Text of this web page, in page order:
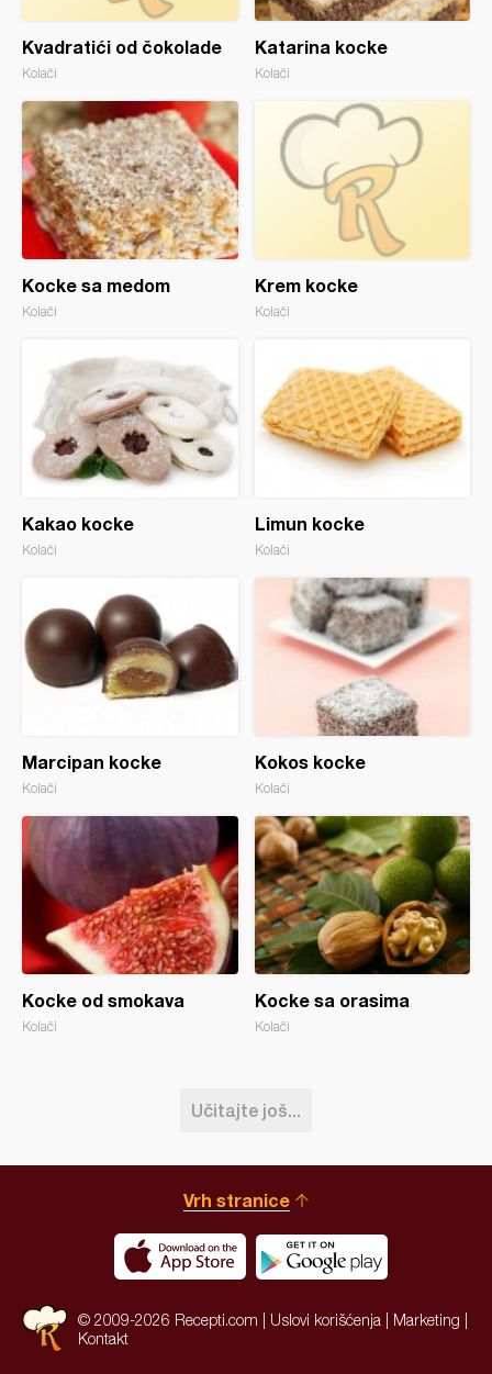
Kvadratići od čokolade
Kolači
Katarina kocke
Kolači
Kocke sa medom
Kolači
Krem kocke
Kolači
Kakao kocke
Kolači
Limun kocke
Kolači
Marcipan kocke
Kolači
Kokos kocke
Kolači
Kocke od smokava
Kolači
Kocke sa orasima
Kolači
Učitajte još...
Vrh stranice
© 2009-2026 Recepti.com | Uslovi korišćenja Marketing
Kontakt